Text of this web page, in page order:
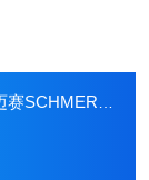
门锁